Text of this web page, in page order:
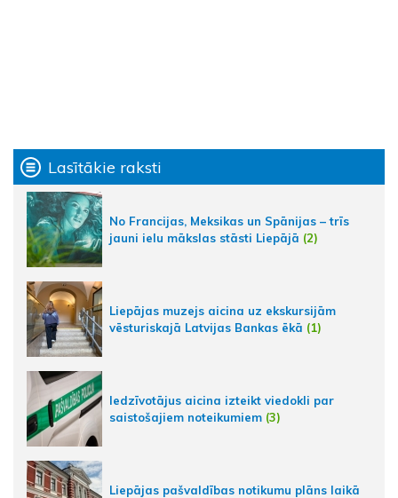
Lasītākie raksti
No Francijas, Meksikas un Spānijas – trīs
jauni ielu mākslas stāsti Liepājā (2)
Liepājas muzejs aicina uz ekskursijām
vēsturiskajā Latvijas Bankas ēkā (1)
Iedzīvotājus aicina izteikt viedokli par
saistošajiem noteikumiem (3)
Liepājas pašvaldības notikumu plāns laikā